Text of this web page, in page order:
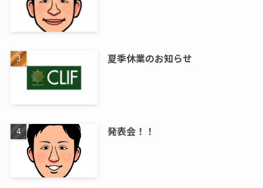
夏季休業のお知らせ
発表会！！